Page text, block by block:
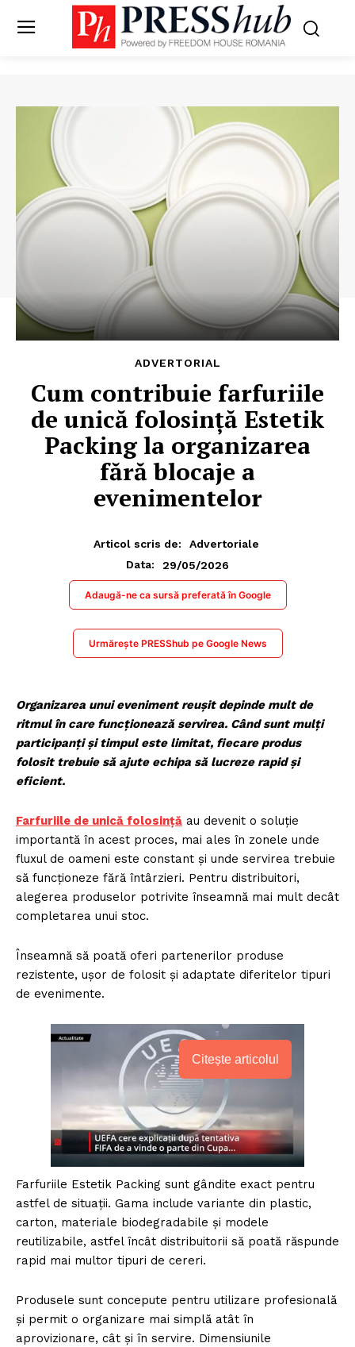
ADVERTORIAL
Cum contribuie farfuriile
de unică folosință Estetik
Packing la organizarea
fără blocaje a
evenimentelor
Articol scris de:
Advertoriale
Data:
29/05/2026
Adaugă-ne ca sursă preferată în Google
Urmărește PRESShub pe Google News
Organizarea unui eveniment reușit depinde mult de
ritmul în care funcționează servirea. Când sunt mulți
participanți și timpul este limitat, fiecare produs
folosit trebuie să ajute echipa să lucreze rapid și
eficient.
Farfuriile de unică folosință au devenit o soluție
importantă în acest proces, mai ales în zonele unde
fluxul de oameni este constant și unde servirea trebuie
să funcționeze fără întârzieri. Pentru distribuitori,
alegerea produselor potrivite înseamnă mai mult decât
completarea unui stoc.
Înseamnă să poată oferi partenerilor produse
rezistente, ușor de folosit și adaptate diferitelor tipuri
de evenimente.
Citește articolul
Farfuriile Estetik Packing sunt gândite exact pentru
astfel de situații. Gama include variante din plastic,
carton, materiale biodegradabile și modele
reutilizabile, astfel încât distribuitorii să poată răspunde
rapid mai multor tipuri de cereri.
Produsele sunt concepute pentru utilizare profesională
și permit o organizare mai simplă atât în
aprovizionare, cât și în servire. Dimensiunile